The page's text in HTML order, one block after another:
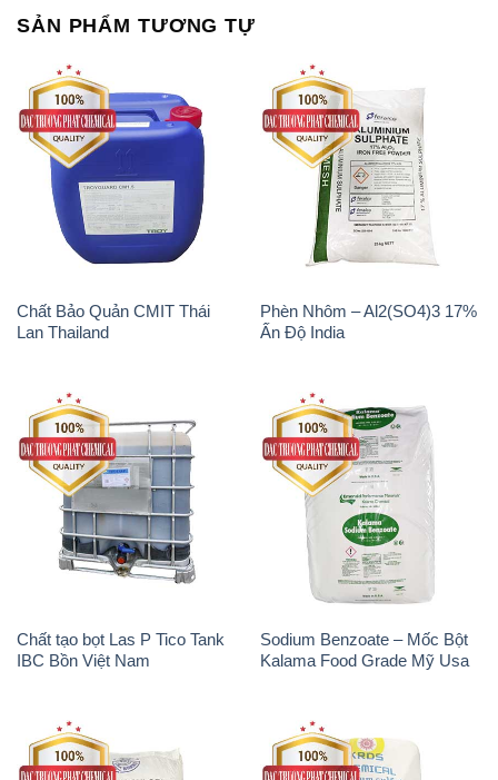
SẢN PHẨM TƯƠNG TỰ
Chất Bảo Quản CMIT Thái
Lan Thailand
Phèn Nhôm – Al2(SO4)3 17%
Ấn Độ India
Chất tạo bọt Las P Tico Tank
IBC Bồn Việt Nam
Sodium Benzoate – Mốc Bột
Kalama Food Grade Mỹ Usa